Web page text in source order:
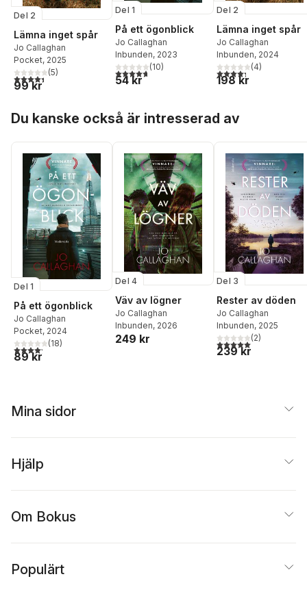
Del 2
Lämna inget spår
Jo Callaghan
Pocket, 2025
4,4utav 5 stjärnor. Totalt antal röster:
(5)
99 kr
Del 1
På ett ögonblick
Jo Callaghan
Inbunden, 2023
4,7utav 5 stjärnor. Totalt antal röster:
(10)
54 kr
Del 2
Lämna inget spår
Jo Callaghan
Inbunden, 2024
4,3utav 5 stjärnor.
(4)
198 kr
Du kanske också är intresserad av
Del 1
På ett ögonblick
Jo Callaghan
Pocket, 2024
4,2utav 5 stjärnor. Totalt antal röster:
(18)
89 kr
Del 4
Väv av lögner
Jo Callaghan
Inbunden, 2026
249 kr
Del 3
Rester av döden
Jo Callaghan
Inbunden, 2025
5,0utav 5 stjärnor.
(2)
239 kr
Mina sidor
Hjälp
Om Bokus
Populärt